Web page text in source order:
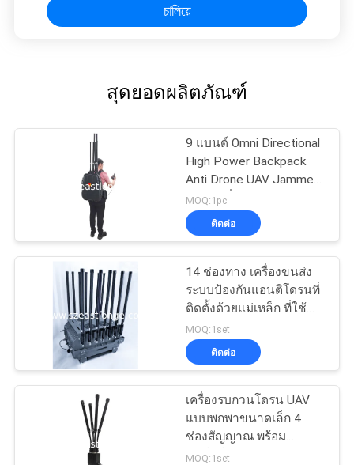
চালিয়ে
สุดยอดผลิตภัณฑ์
9 แบนด์ Omni Directional
High Power Backpack
Anti Drone UAV Jammer
พร้อมเครื่องควบคุมทาง
ไกลสาย
MOQ:1pc
ติดต่อ
14 ช่องทาง เครื่องขนส่ง
ระบบป้องกันแอนติโดรนที่
ติดตั้งด้วยแม่เหล็ก ที่ใช้
พลังงานจาก AC 220V DC
24V Counter Drone FPV
สําหรับมาตรการรักษา
MOQ:1set
ติดต่อ
เครื่องรบกวนโดรน UAV
แบบพกพาขนาดเล็ก 4
ช่องสัญญาณ พร้อม
เทคโนโลยีระยะรบกวน
MOQ:1set